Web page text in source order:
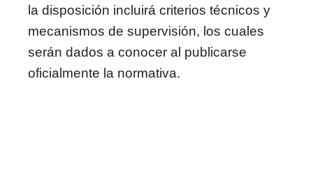
la disposición incluirá criterios técnicos y
mecanismos de supervisión, los cuales
serán dados a conocer al publicarse
oficialmente la normativa.